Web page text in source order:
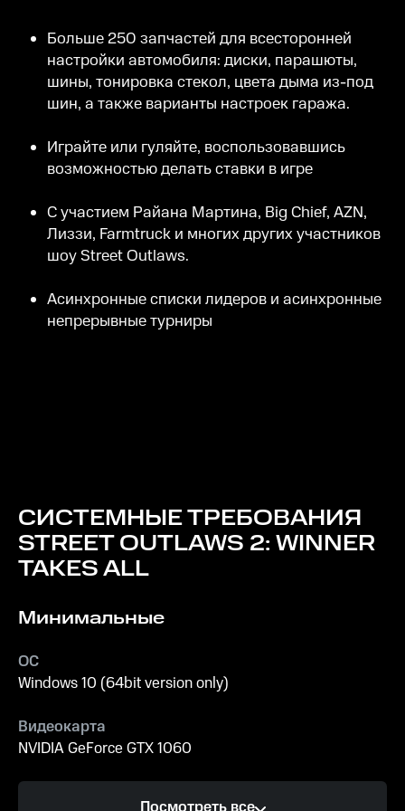
Больше 250 запчастей для всесторонней
настройки автомобиля: диски, парашюты,
шины, тонировка стекол, цвета дыма из-под
шин, а также варианты настроек гаража.
Играйте или гуляйте, воспользовавшись
возможностью делать ставки в игре
С участием Райана Мартина, Big Chief, AZN,
Лиззи, Farmtruck и многих других участников
шоу Street Outlaws.
Асинхронные списки лидеров и асинхронные
непрерывные турниры
СИСТЕМНЫЕ ТРЕБОВАНИЯ
STREET OUTLAWS 2: WINNER
TAKES ALL
Минимальные
ОС
Windows 10 (64bit version only)
Видеокарта
NVIDIA GeForce GTX 1060